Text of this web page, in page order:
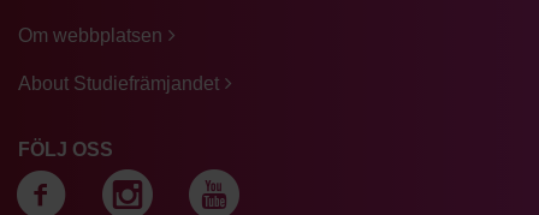
Om webbplatsen
About Studiefrämjandet
FÖLJ OSS